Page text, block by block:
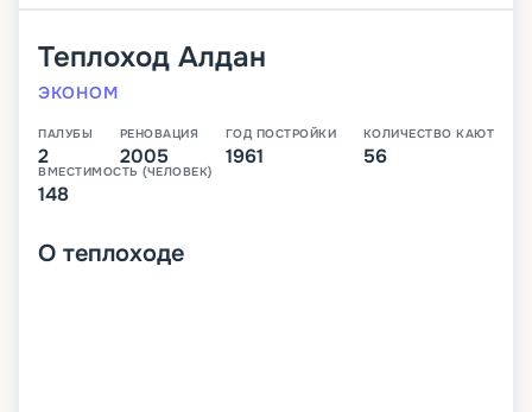
Теплоход Алдан
ЭКОНОМ
ПАЛУБЫ
2
РЕНОВАЦИЯ
2005
ГОД ПОСТРОЙКИ
1961
КОЛИЧЕСТВО КАЮТ
56
ВМЕСТИМОСТЬ (ЧЕЛОВЕК)
148
О теплоходе